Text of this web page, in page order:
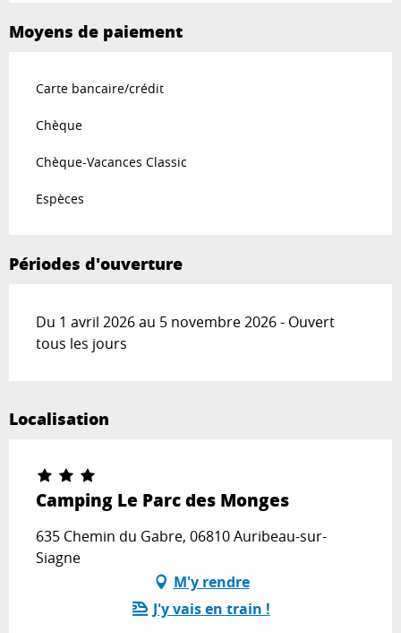
Moyens de paiement
Carte bancaire/crédit
Chèque
Chèque-Vacances Classic
Espèces
Périodes d'ouverture
Du 1 avril 2026 au 5 novembre 2026 - Ouvert
tous les jours
Localisation
Camping Le Parc des Monges
635 Chemin du Gabre, 06810 Auribeau-sur-
Siagne
M'y rendre
J'y vais en train !